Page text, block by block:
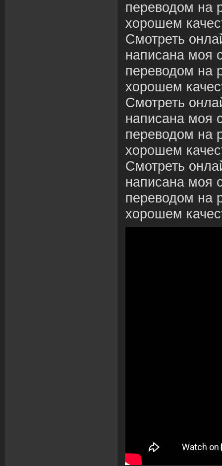
переводом на
хорошем
Смотреть
написана моя
переводом на
хорошем
Смотреть
написана моя
переводом на
хорошем
Смотреть
написана моя
переводом на
хорошем